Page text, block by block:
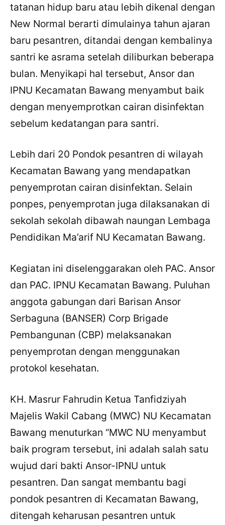
tatanan hidup baru atau lebih dikenal dengan
New Normal berarti dimulainya tahun ajaran
baru pesantren, ditandai dengan kembalinya
santri ke asrama setelah diliburkan beberapa
bulan. Menyikapi hal tersebut, Ansor dan
IPNU Kecamatan Bawang menyambut baik
dengan menyemprotkan cairan disinfektan
sebelum kedatangan para santri.
Lebih dari 20 Pondok pesantren di wilayah
Kecamatan Bawang yang mendapatkan
penyemprotan cairan disinfektan. Selain
ponpes, penyemprotan juga dilaksanakan di
sekolah sekolah dibawah naungan Lembaga
Pendidikan Ma’arif NU Kecamatan Bawang.
Kegiatan ini diselenggarakan oleh PAC. Ansor
dan PAC. IPNU Kecamatan Bawang. Puluhan
anggota gabungan dari Barisan Ansor
Serbaguna (BANSER) Corp Brigade
Pembangunan (CBP) melaksanakan
penyemprotan dengan menggunakan
protokol kesehatan.
KH. Masrur Fahrudin Ketua Tanfidziyah
Majelis Wakil Cabang (MWC) NU Kecamatan
Bawang menuturkan “MWC NU menyambut
baik program tersebut, ini adalah salah satu
wujud dari bakti Ansor-IPNU untuk
pesantren. Dan sangat membantu bagi
pondok pesantren di Kecamatan Bawang,
ditengah keharusan pesantren untuk